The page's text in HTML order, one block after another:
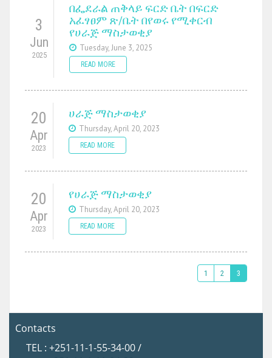
3
Jun
2025
በፌደራል ጠቅላይ ፍርድ ቤት በፍርድ
አፈፃፀም ጽ/ቤት በየወሩ የሚቀርብ
የሀራጅ ማስታወቂያ
Tuesday, June 3, 2025
READ MORE
20
Apr
2023
ሀራጅ ማስታወቂያ
Thursday, April 20, 2023
READ MORE
20
Apr
2023
የሀራጅ ማስታወቂያ
Thursday, April 20, 2023
READ MORE
1 2 3
Contacts
TEL : +251-11-1-55-34-00 /